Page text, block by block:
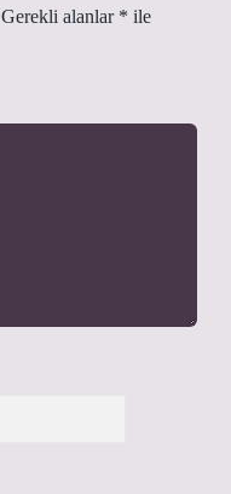
Gerekli alanlar * ile